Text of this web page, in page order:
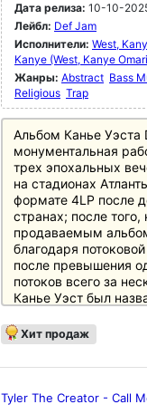
Дата релиза: 10-10-
Лейбл: Def Jam
Исполнители: West,
Kanye (West, Kanye
Жанры: Abstract Bass
Religious Trap
Альбом Канье Уэста
монументальная
трех эпохальных
на стадионах
формате 4LP после
странах; после
продаваемым
благодаря
после превышения
потоков всего за
Канье Уэст был
артистом, чья
неизмерима,
Хит продаж
Tyler The Creator - Call